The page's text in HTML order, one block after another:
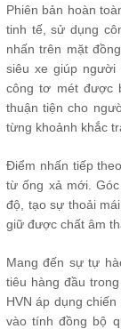
Phiên bản hoàn
tinh tế, sử dụng
nhấn trên mặt
siêu xe giúp người
công tơ mét được
thuận tiện cho
từng khoảnh khắc
Điểm nhấn tiếp
từ ống xả mới.
độ, tạo sự thoải
giữ được chất âm
Mang đến sự tự
tiêu hàng đầu
HVN áp dụng
vào tính đồng bộ